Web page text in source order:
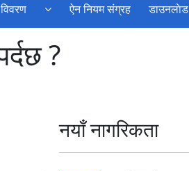
ऐन नियम संग्रह डाउनलाेड
?
नयाँ नागरिकता